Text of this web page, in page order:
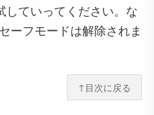
していってください。な
ーフモードは解除されま
↑目次に戻る